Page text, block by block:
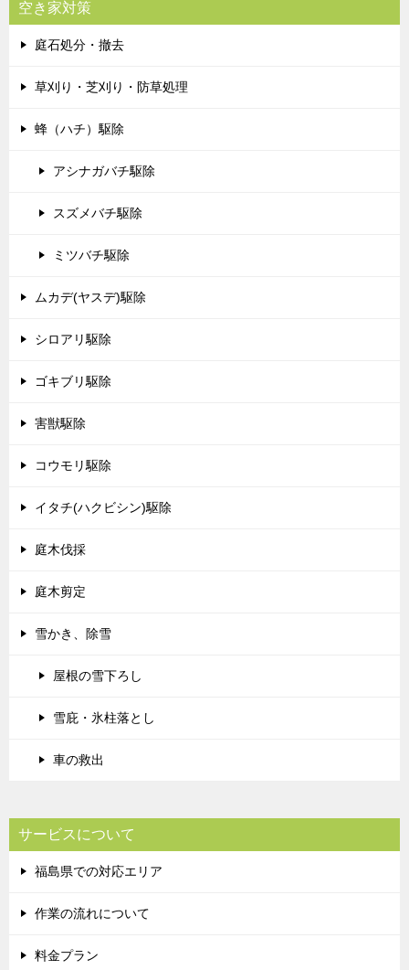
空き家対策
庭石処分・撤去
草刈り・芝刈り・防草処理
蜂（ハチ）駆除
アシナガバチ駆除
スズメバチ駆除
ミツバチ駆除
ムカデ(ヤスデ)駆除
シロアリ駆除
ゴキブリ駆除
害獣駆除
コウモリ駆除
イタチ(ハクビシン)駆除
庭木伐採
庭木剪定
雪かき、除雪
屋根の雪下ろし
雪庇・氷柱落とし
車の救出
サービスについて
福島県での対応エリア
作業の流れについて
料金プラン